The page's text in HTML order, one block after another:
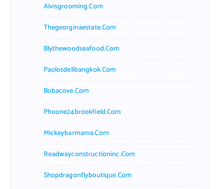
Alvisgrooming.com
Thegeorginaestate.com
Blythewoodseafood.com
Paolosdelibangkok.com
Bobacove.com
Phoone24brookfield.com
Mickeybarmama.com
Roadwayconstructioninc.com
Shopdragonflyboutique.com